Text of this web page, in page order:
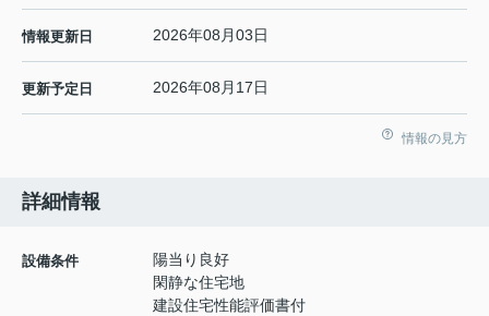
情報更新日 2026年08月03日
更新予定日 2026年08月17日
情報の見方
詳細情報
設備条件
陽当り良好
閑静な住宅地
建設住宅性能評価書付